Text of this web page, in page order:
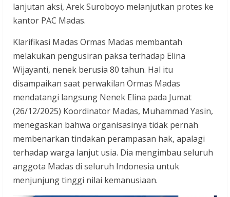
lanjutan aksi, Arek Suroboyo melanjutkan protes ke
kantor PAC Madas.
Klarifikasi Madas Ormas Madas membantah
melakukan pengusiran paksa terhadap Elina
Wijayanti, nenek berusia 80 tahun. Hal itu
disampaikan saat perwakilan Ormas Madas
mendatangi langsung Nenek Elina pada Jumat
(26/12/2025) Koordinator Madas, Muhammad Yasin,
menegaskan bahwa organisasinya tidak pernah
membenarkan tindakan perampasan hak, apalagi
terhadap warga lanjut usia. Dia mengimbau seluruh
anggota Madas di seluruh Indonesia untuk
menjunjung tinggi nilai kemanusiaan.